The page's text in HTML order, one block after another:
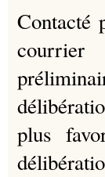
Contacté
courrier
plus